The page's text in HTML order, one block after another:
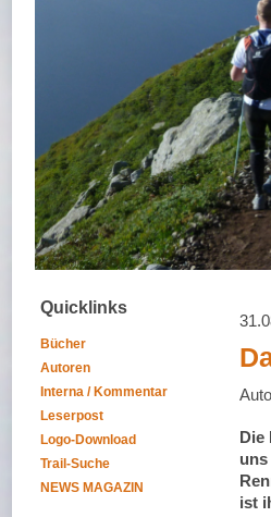
Quicklinks
Bücher
Autoren
Interna / Kommentar
Leserpost
Logo-Download
Trail-Suche
NEWS MAGAZIN
Die
ist